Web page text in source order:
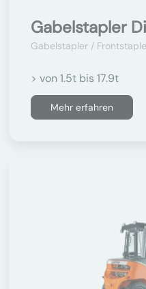
Gabelstapler
Gabelstapler /
> von 1.5t bis 17.9t
Mehr erfahren